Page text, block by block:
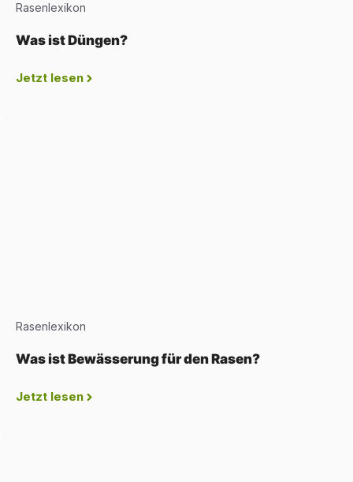
Rasenlexikon
Was ist Düngen?
Jetzt lesen
Rasenlexikon
Was ist Bewässerung für den Rasen?
Jetzt lesen